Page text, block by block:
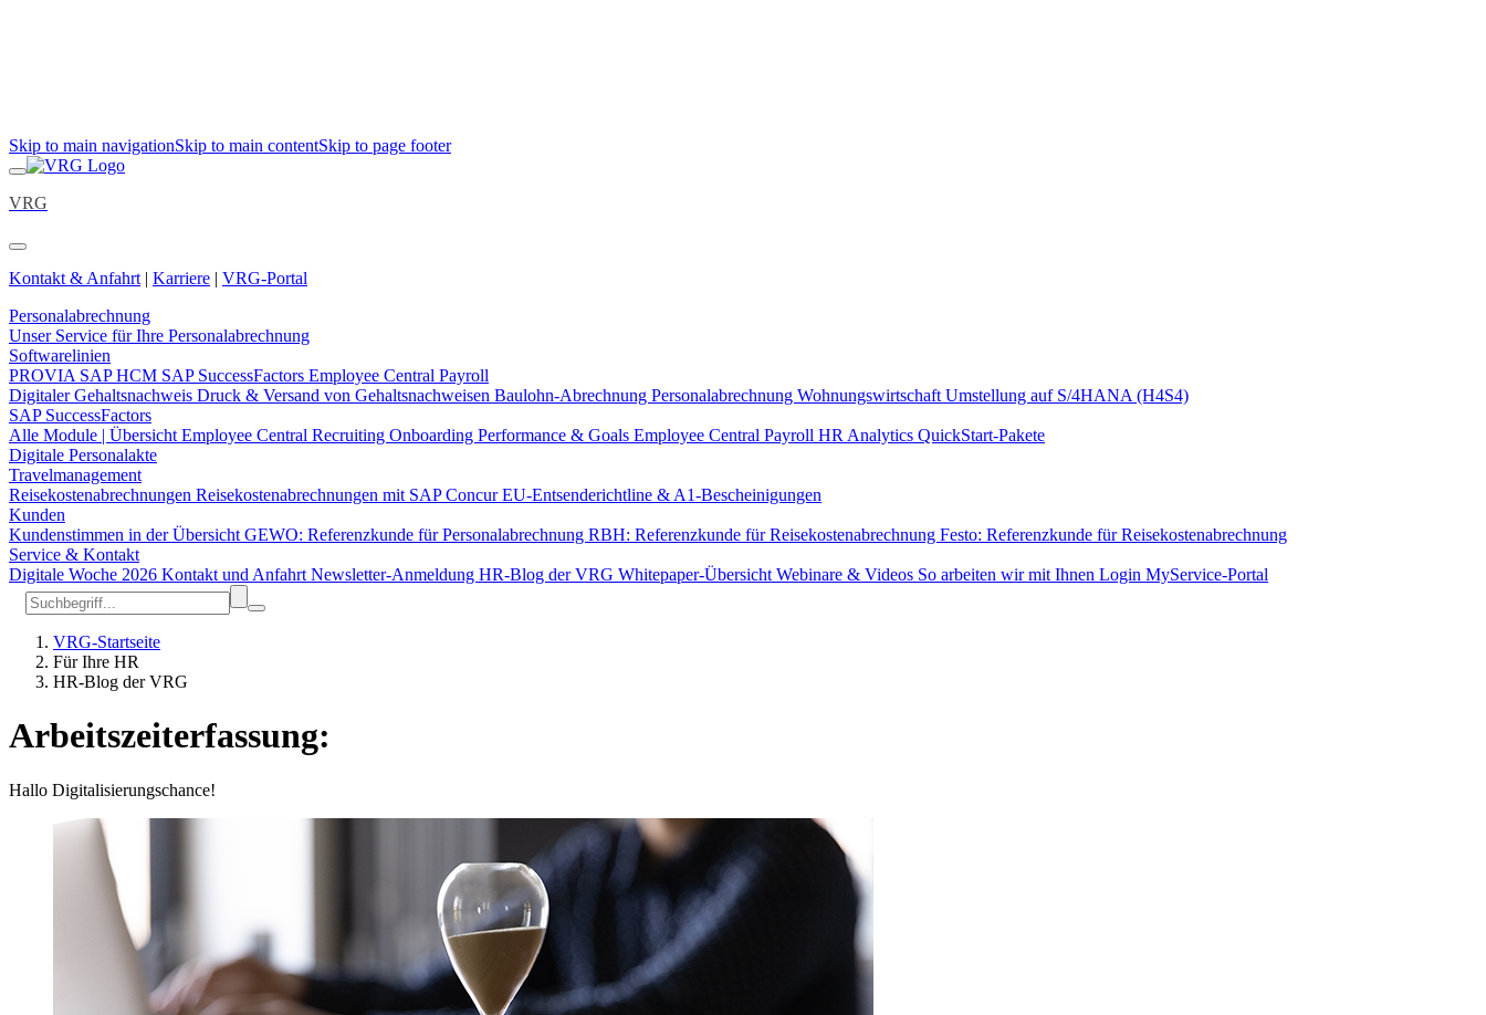
Skip to main navigationSkip to main contentSkip to page footer
VRG
Kontakt & Anfahrt | Karriere | VRG-Portal
Personalabrechnung
Unser Service für Ihre Personalabrechnung
Softwarelinien
PROVIA SAP HCM SAP SuccessFactors Employee Central Payroll
Digitaler Gehaltsnachweis Druck & Versand von Gehaltsnachweisen Baulohn-Abrechnung Personalabrechnung Wohnungswirtschaft Umstellung auf S/4HANA (H4S4)
SAP SuccessFactors
Alle Module | Übersicht Employee Central Recruiting Onboarding Performance & Goals Employee Central Payroll HR Analytics QuickStart-Pakete
Digitale Personalakte
Travelmanagement
Reisekostenabrechnungen Reisekostenabrechnungen mit SAP ConcurEU-Entsenderichtline & A1-Bescheinigungen
Kunden
Kundenstimmen in der Übersicht GEWO: Referenzkunde für Personalabrechnung RBH: Referenzkunde für Reisekostenabrechnung Festo: Referenzkunde für Reisekostenabrechnung
Service & Kontakt
Digitale Woche 2026 Kontakt und Anfahrt Newsletter-Anmeldung HR-Blog der VRG Whitepaper-Übersicht Webinare & Videos So arbeiten wir mit Ihnen Login MyService-Portal
VRG-Startseite
Für Ihre HR
HR-Blog der VRG
Arbeitszeiterfassung:
Hallo Digitalisierungschance!